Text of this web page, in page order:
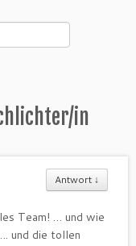
in
Antwort ↓
Team! … und wie
und die tollen